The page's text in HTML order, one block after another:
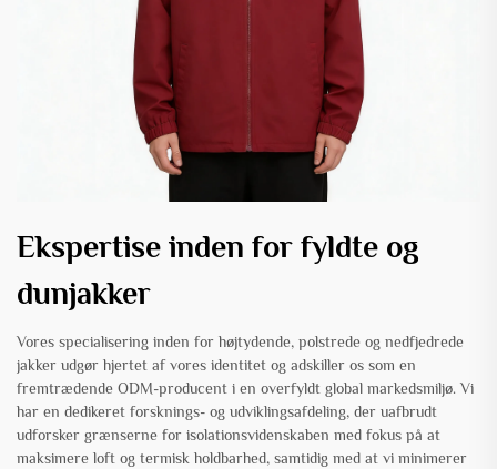
Ekspertise inden for fyldte og
dunjakker
Vores specialisering inden for højtydende, polstrede og nedfjedrede
jakker udgør hjertet af vores identitet og adskiller os som en
fremtrædende ODM-producent i en overfyldt global markedsmiljø. Vi
har en dedikeret forsknings- og udviklingsafdeling, der uafbrudt
udforsker grænserne for isolationsvidenskaben med fokus på at
maksimere loft og termisk holdbarhed, samtidig med at vi minimerer